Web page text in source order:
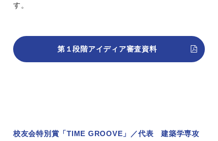
す。
第１段階アイディア審査資料
校友会特別賞「TIME GROOVE」／代表 建築学専攻